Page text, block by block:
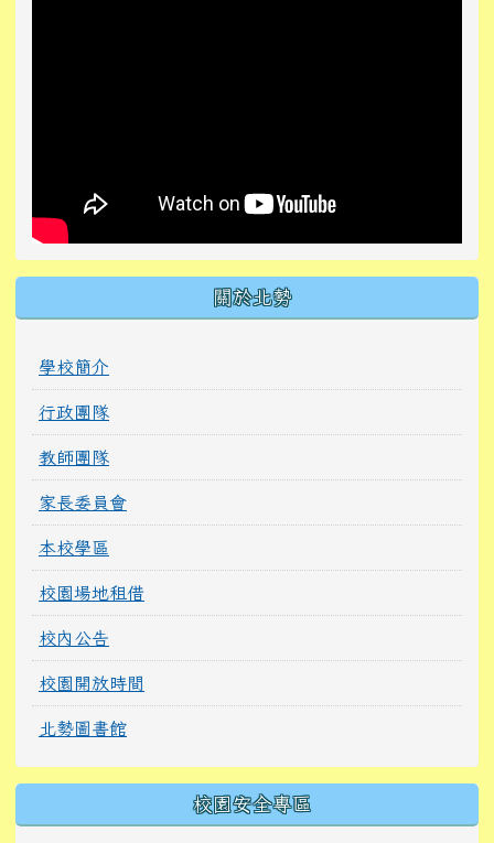
關於北勢
學校簡介
行政團隊
教師團隊
家長委員會
本校學區
校園場地租借
校內公告
校園開放時間
北勢圖書館
校園安全專區